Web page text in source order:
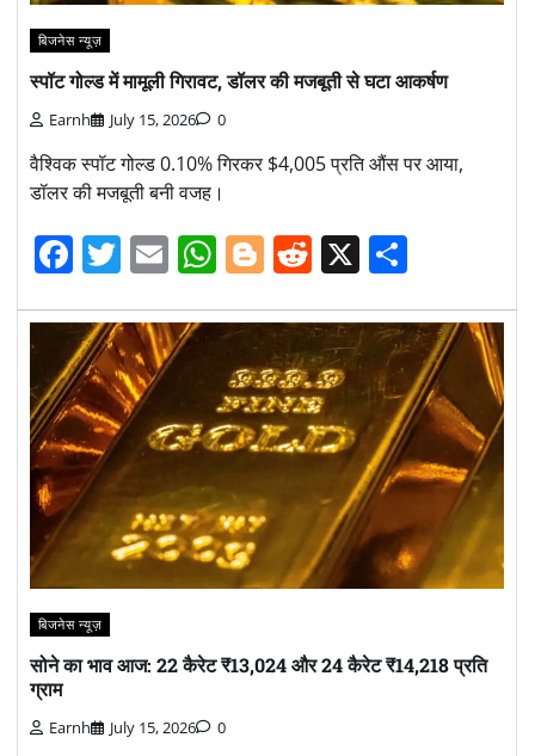
बिजनेस न्यूज़
स्पॉट गोल्ड में मामूली गिरावट, डॉलर की मजबूती से घटा आकर्षण
Earnh July 15, 2026 0
वैश्विक स्पॉट गोल्ड 0.10% गिरकर $4,005 प्रति औंस पर आया,
डॉलर की मजबूती बनी वजह।
Facebook
Twitter
EmailWhatsApp
Blogger
Reddit
X
बिजनेस न्यूज़
सोने का भाव आज: 22 कैरेट ₹13,024 और 24 कैरेट ₹14,218 प्रति
ग्राम
Earnh July 15, 2026 0